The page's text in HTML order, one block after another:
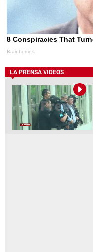
LA PRENSA VIDEOS